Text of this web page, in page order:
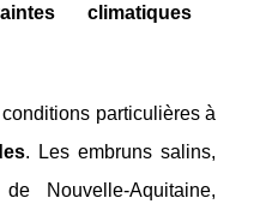
climatiques
particulières à
. Les embruns salins,
Nouvelle-Aquitaine,